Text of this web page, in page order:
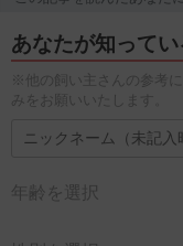
あなたが知って
※他の飼い主さんの参考
みをお願いいたします。
年齢を選択